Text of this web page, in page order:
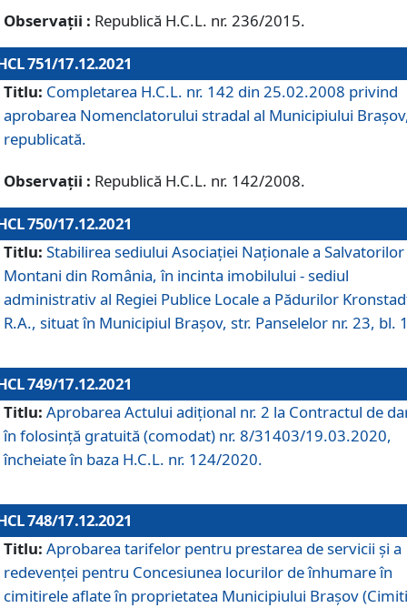
Observații : Republică H.C.L. nr. 236/2015.
751/17.12.2021
Titlu: Completarea H.C.L. nr. 142 din 25.02.2008 privind
aprobarea Nomenclatorului stradal al Municipiului
republicată.
Observații : Republică H.C.L. nr. 142/2008.
750/17.12.2021
Titlu: Stabilirea sediului Asociației Naționale a Salvatorilor
Montani din România, în incinta imobilului - sediul
administrativ al Regiei Publice Locale a Pădurilor
R.A., situat în Municipiul Braşov, str. Panselelor nr. 23, bl.
749/17.12.2021
Titlu: Aprobarea Actului adițional nr. 2 la Contractul de
în folosință gratuită (comodat) nr. 8/31403/19.03.2020,
încheiate în baza H.C.L. nr. 124/2020.
748/17.12.2021
Titlu: Aprobarea tarifelor pentru prestarea de servicii şi a
redevenţei pentru Concesiunea locurilor de înhumare în
cimitirele aflate în proprietatea Municipiului Braşov